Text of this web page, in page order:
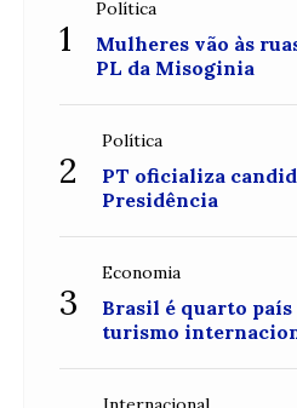
1
Política
Mulheres vão às
PL da Misoginia
2
Política
PT oficializa
Presidência
3
Economia
Brasil é quarto
turismo